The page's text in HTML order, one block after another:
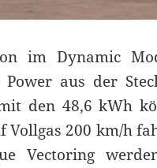
im Dynamic
aus der
den 48,6 kWh
Vollgas 200 km/h
Vectoring